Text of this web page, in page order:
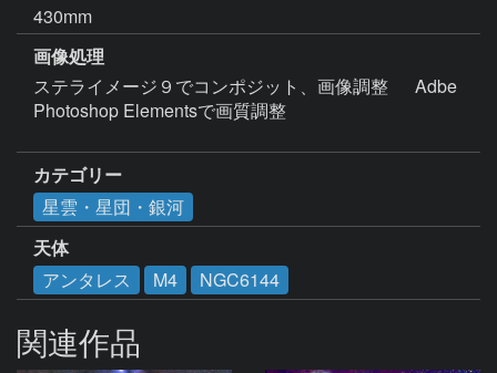
430mm
画像処理
ステライメージ９でコンポジット、画像調整 　 Adbe
Photoshop Elementsで画質調整
カテゴリー
星雲・星団・銀河
天体
アンタレス
M4 NGC6144
関連作品